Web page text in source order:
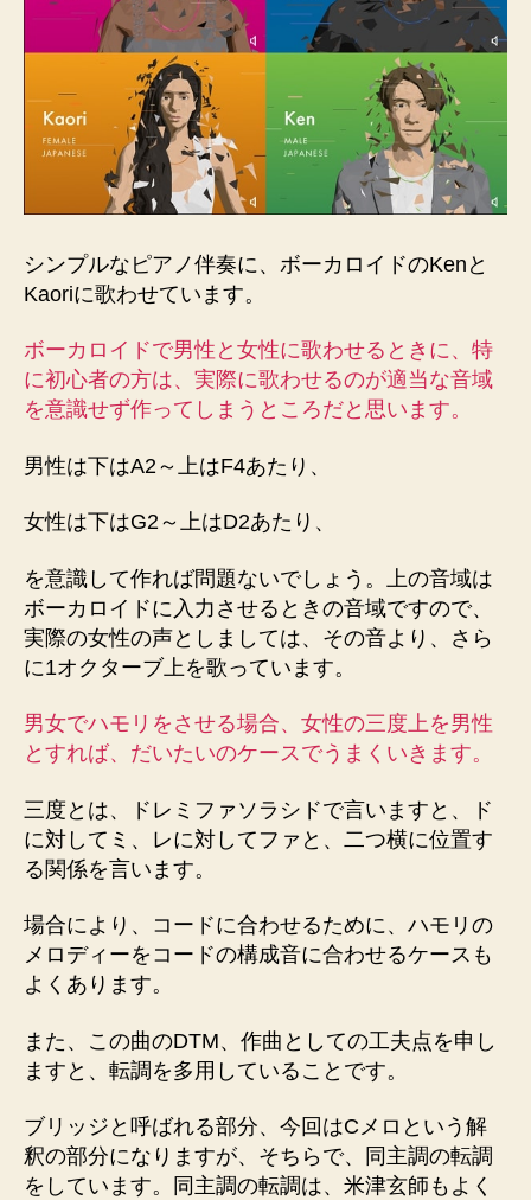
シンプルなピアノ伴奏に、ボーカロイドのKenと
Kaoriに歌わせています。
ボーカロイドで男性と女性に歌わせるときに、特
に初心者の方は、実際に歌わせるのが適当な音域
を意識せず作ってしまうところだと思います。
男性は下はA2～上はF4あたり、
女性は下はG2～上はD2あたり、
を意識して作れば問題ないでしょう。上の音域は
ボーカロイドに入力させるときの音域ですので、
実際の女性の声としましては、その音より、さら
に1オクターブ上を歌っています。
男女でハモリをさせる場合、女性の三度上を男性
とすれば、だいたいのケースでうまくいきます。
三度とは、ドレミファソラシドで言いますと、ド
に対してミ、レに対してファと、二つ横に位置す
る関係を言います。
場合により、コードに合わせるために、ハモリの
メロディーをコードの構成音に合わせるケースも
よくあります。
また、この曲のDTM、作曲としての工夫点を申し
ますと、転調を多用していることです。
ブリッジと呼ばれる部分、今回はCメロという解
釈の部分になりますが、そちらで、同主調の転調
をしています。同主調の転調は、米津玄師もよく